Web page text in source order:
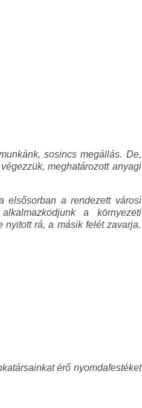
sosincs megállás. De,
meghatározott anyagi
elsősorban a rendezett városi
a környezeti
nyitott rá, a másik felét zavarja.
érő nyomdafestéket